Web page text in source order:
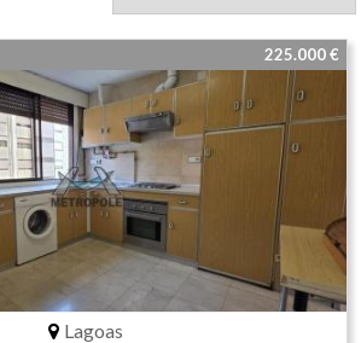
225.000 €
Lagoas